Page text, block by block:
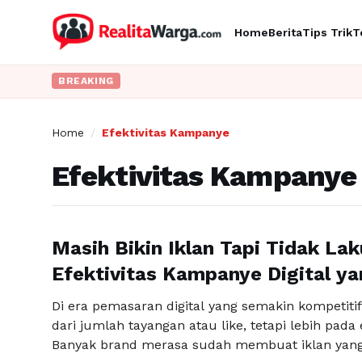
HomeBeritaTips Trik
BREAKING
Home / Efektivitas Kampanye
Efektivitas Kampanye
Masih Bikin Iklan Tapi Tidak
Efektivitas Kampanye Digital
Di era pemasaran digital yang semakin
dari jumlah tayangan atau like, tetapi lebih
Banyak brand merasa sudah membuat iklan